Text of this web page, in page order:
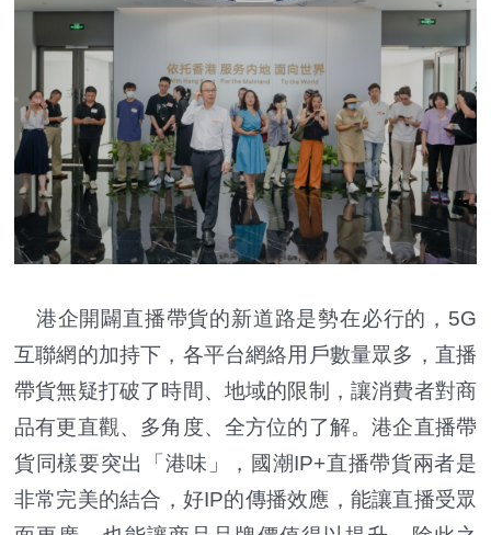
港企開闢直播帶貨的新道路是勢在必行的，5G
互聯網的加持下，各平台網絡用戶數量眾多，直播
帶貨無疑打破了時間、地域的限制，讓消費者對商
品有更直觀、多角度、全方位的了解。港企直播帶
貨同樣要突出「港味」，國潮IP+直播帶貨兩者是
非常完美的結合，好IP的傳播效應，能讓直播受眾